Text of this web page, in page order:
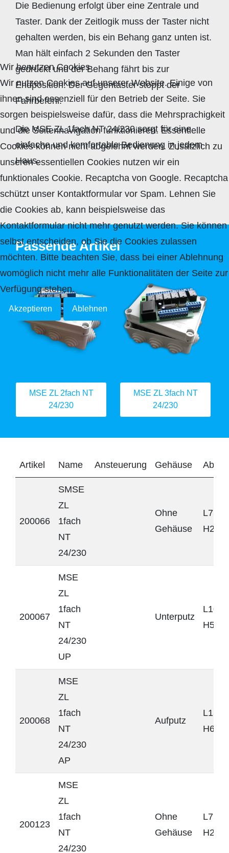
Die Bedienung erfolgt über eine Zentrale und
Taster. Dank der Zeitlogik muss der Taster nicht
gehalten werden, bis ein Behang ganz unten ist.
Man hält einfach 2 Sekunden den Taster
gedrückt und der Behang fährt bis zur
Endposition. Der Gegentaster stoppt der
Fahrbefehl.
Die MSE ZL 1fach NT 24/230 sorgt für eine
einfache und komfortable Bedienung in jedem
Haus.
Passende Artikel
MSE ZL 2fach NT
24/230
MSE ZL 3fach NT
24/230
Artikel Name Ansteuerung Gehäuse
200066
SMSE
ZL
1fach
NT
24/230
Ohne
Gehäuse
L75 x
H20
200067
MSE
ZL
1fach
NT
24/230
UP
Unterputz
L106
H57
200068
MSE
ZL
1fach
NT
24/230
AP
Aufputz
L131
H60
200123
MSE
ZL
1fach
NT
24/230
Ohne
Gehäuse
L75 x
H20
Wir benutzen Cookies
Wir nutzen Cookies auf unserer Website. Einige von
ihnen sind essenziell für den Betrieb der Seite. Sie
sorgen beispielsweise dafür, dass die Mehrsprachigkeit
und die Seitennavigation funktionieren. Essentielle
Cookies können nicht abgelehnt werden. Zusätzlich zu
unseren essentiellen Cookies nutzen wir ein
funktionales Cookie. Recaptcha von Google. Recaptcha
schützt unser Kontaktformular vor Spam. Lehnen Sie
die Cookies ab, kann beispielsweise das
Kontaktformular nicht mehr genutzt werden. Sie können
selbst entscheiden, ob Sie die Cookies zulassen
möchten. Bitte beachten Sie, dass bei einer Ablehnung
womöglich nicht mehr alle Funktionalitäten der Seite zur
Verfügung stehen.
Akzeptieren Ablehnen